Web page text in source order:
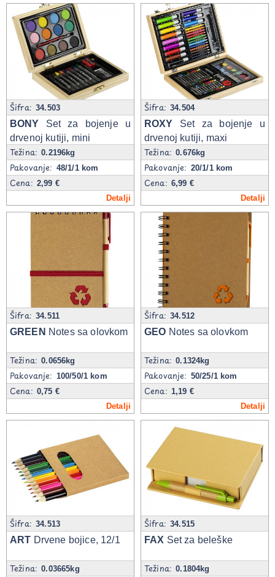
Šifra:34.503
BONY Set za bojenje u
drvenoj kutiji, mini
Težina:0.2196kg
Pakovanje: 48/1/1 kom
Cena: 2,99 €
Detalji
Šifra:34.504
ROXY Set za bojenje u
drvenoj kutiji, maxi
Težina:0.676kg
Pakovanje: 20/1/1 kom
Cena: 6,99 €
Detalji
Šifra:34.511
GREEN Notes sa olovkom
Težina:0.0656kg
Pakovanje: 100/50/1 kom
Cena: 0,75 €
Detalji
Šifra:34.512
GEO Notes sa olovkom
Težina:0.1324kg
Pakovanje: 50/25/1 kom
Cena: 1,19 €
Detalji
Šifra:34.513
ART Drvene bojice, 12/1
Težina:0.03665kg
Šifra:34.515
FAX Set za beleške
Težina:0.1804kg